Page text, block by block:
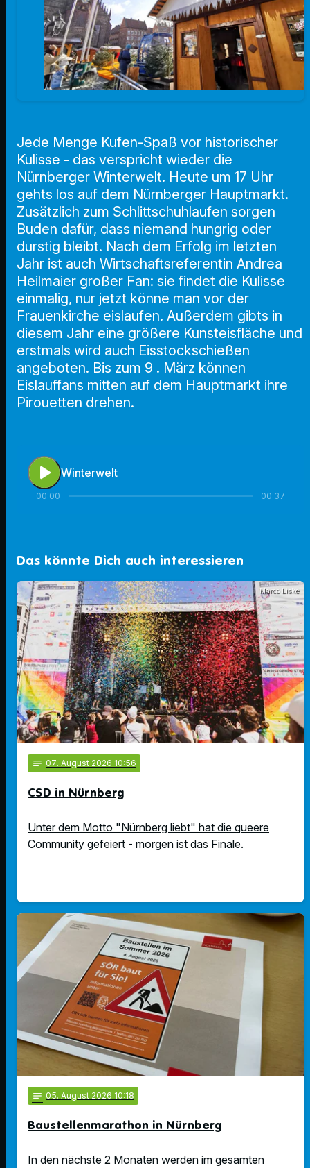
Jede Menge Kufen-Spaß vor historischer
Kulisse - das verspricht wieder die
Nürnberger Winterwelt. Heute um 17 Uhr
gehts los auf dem Nürnberger Hauptmarkt.
Zusätzlich zum Schlittschuhlaufen sorgen
Buden dafür, dass niemand hungrig oder
durstig bleibt. Nach dem Erfolg im letzten
Jahr ist auch Wirtschaftsreferentin Andrea
Heilmaier großer Fan: sie findet die Kulisse
einmalig, nur jetzt könne man vor der
Frauenkirche eislaufen. Außerdem gibts in
diesem Jahr eine größere Kunsteisfläche und
erstmals wird auch Eisstockschießen
angeboten. Bis zum 9 . März können
Eislauffans mitten auf dem Hauptmarkt ihre
Pirouetten drehen.
play_arrow Winterwelt
00:00 00:37
Das könnte Dich auch interessieren
Marco Liske
notes 07. August 2026 10:56
CSD in Nürnberg
Unter dem Motto "Nürnberg liebt" hat die queere
Community gefeiert - morgen ist das Finale.
notes 05. August 2026 10:18
Baustellenmarathon in Nürnberg
In den nächste 2 Monaten werden im gesamten